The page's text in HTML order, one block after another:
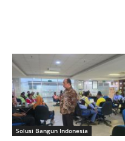
Solusi Bangun Indonesia